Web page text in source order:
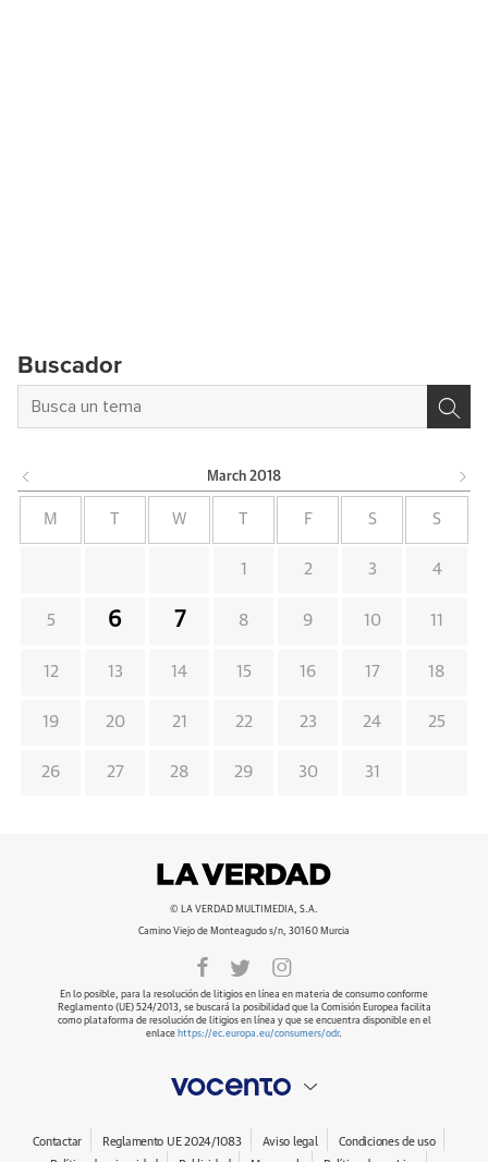
Buscador
March 2018
M W F S S
1 2 3 4
5 6 7 8 9 10 11
12 13 14 15 16 17 18
19 20 21 22 23 24 25
26 27 28 29 30 31
© LA VERDAD MULTIMEDIA, S.A.
Camino Viejo de Monteagudo s/n, 30160 Murcia
En lo posible, para la resolución de litigios en línea en materia de consumo conforme
Reglamento (UE) 524/2013, se buscará la posibilidad que la Comisión Europea facilita
como plataforma de resolución de litigios en línea y que se encuentra disponible en el
enlace https://ec.europa.eu/consumers/odr.
Contactar Reglamento UE 2024/1083 Aviso legal
Condiciones de uso